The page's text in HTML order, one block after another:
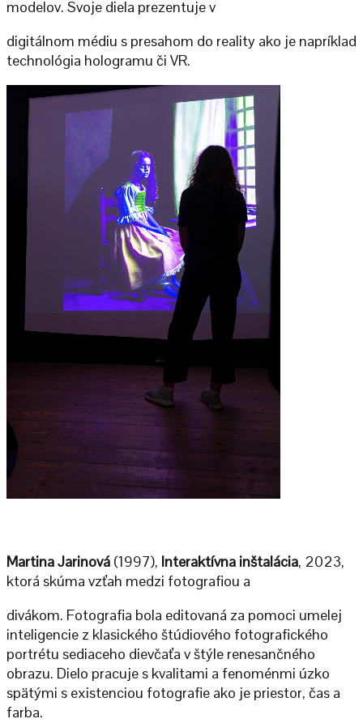
modelov. Svoje diela prezentuje v
digitálnom médiu s presahom do reality ako je napríklad
technológia hologramu či VR.
Martina Jarinová (1997), Interaktívna inštalácia, 2023,
ktorá skúma vzťah medzi fotografiou a
divákom. Fotografia bola editovaná za pomoci umelej
inteligencie z klasického štúdiového fotografického
portrétu sediaceho dievčaťa v štýle renesančného
obrazu. Dielo pracuje s kvalitami a fenoménmi úzko
spätými s existenciou fotografie ako je priestor, čas a
farba.